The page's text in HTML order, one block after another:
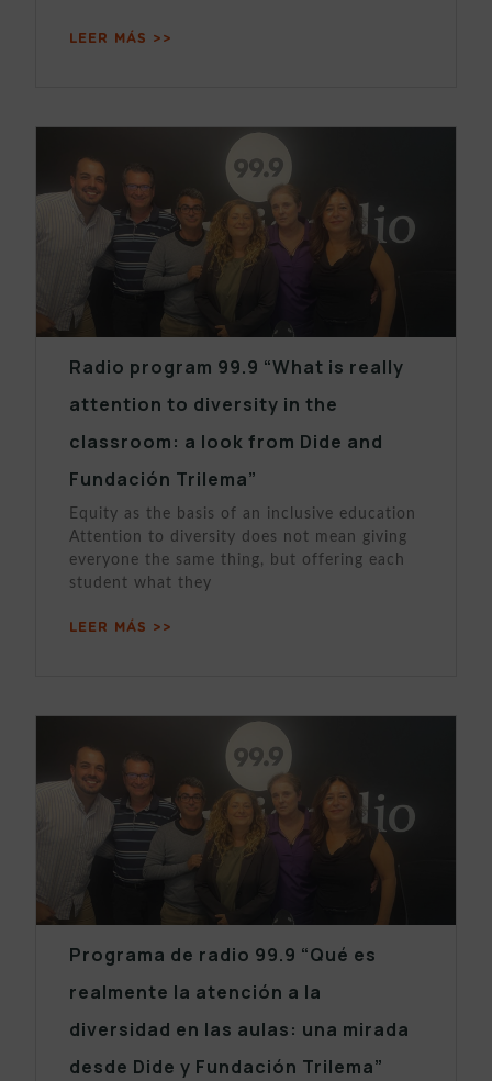
LEER MÁS >>
Radio program 99.9 “What is really
attention to diversity in the
classroom: a look from Dide and
Fundación Trilema”
Equity as the basis of an inclusive education
Attention to diversity does not mean giving
everyone the same thing, but offering each
student what they
LEER MÁS >>
Programa de radio 99.9 “Qué es
realmente la atención a la
diversidad en las aulas: una mirada
desde Dide y Fundación Trilema”